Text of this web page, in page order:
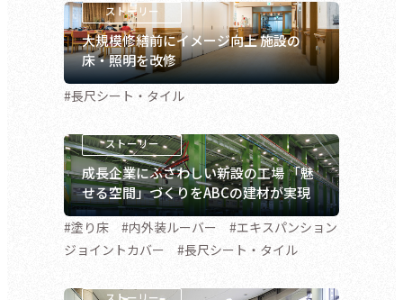
大規模修繕前にイメージ向上 施設の
床・照明を改修
#長尺シート・タイル
成長企業にふさわしい新設の工場 「魅
せる空間」づくりをABCの建材が実現
#塗り床 #内外装ルーバー #エキスパンション
ジョイントカバー #長尺シート・タイル